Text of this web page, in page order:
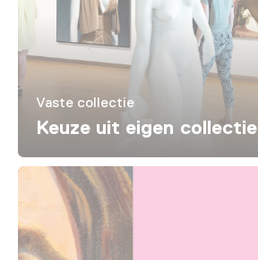
Vaste collectie
Keuze uit eigen collectie